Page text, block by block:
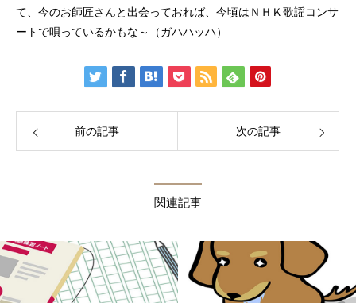
て、今のお師匠さんと出会っておれば、今頃はＮＨＫ歌謡コンサ
ートで唄っているかもな～（ガハハッハ）
前の記事 次の記事
関連記事